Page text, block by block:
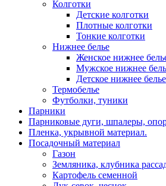
Колготки
Детские колготки
Плотные колготки
Тонкие колготки
Нижнее белье
Женское нижнее
Мужское нижнее
Детское нижнее белье
Термобелье
Футболки, туники
Парники
Парниковые дуги, шпалеры,
Пленка, укрывной материал.
Посадочный материал
Газон
Земляника, клубника
Картофель семенной